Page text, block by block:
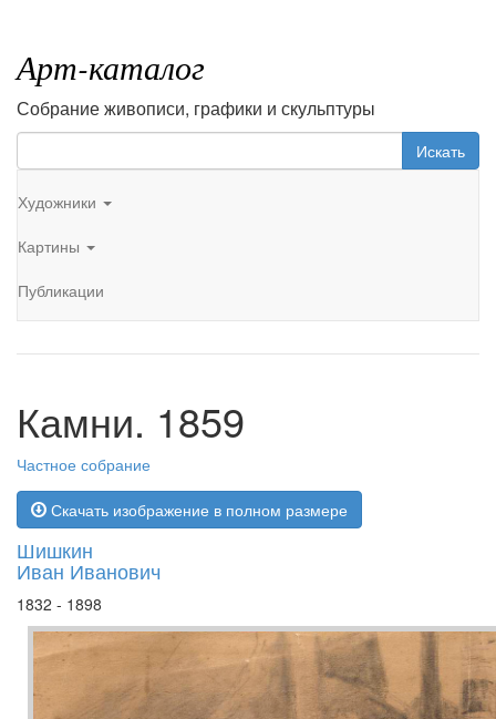
Арт-каталог
Собрание живописи, графики и скульптуры
Искать
Художники
Картины
Публикации
Камни. 1859
Частное собрание
Скачать изображение в полном размере
Шишкин
Иван Иванович
1832 - 1898